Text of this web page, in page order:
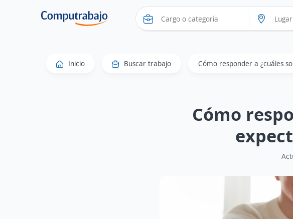
Inicio Buscar trabajo Cómo responder a ¿cuáles
Cómo